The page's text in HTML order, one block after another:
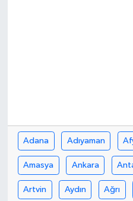
Adana Adıyaman
Amasya Ankara
Artvin Aydın Ağrı